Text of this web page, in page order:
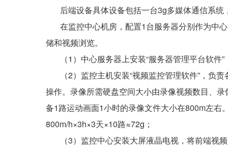
后端设备具体设备包括一台3g多媒体通信系统
在监控中心机房，配置1台服务器分别作为中心
储和视频浏览。
（1）中心服务器上安装“服务器管理平台软件”
（2）监控主机安装“视频监控管理软件”，负责
操作。录像所需硬盘空间大小由录像视频数目、
备1路运动画面1小时的录像文件大小在800m左
800m/h×3h×3天×10路≈72g；
（3）监控中心安装大屏液晶电视，将前端视